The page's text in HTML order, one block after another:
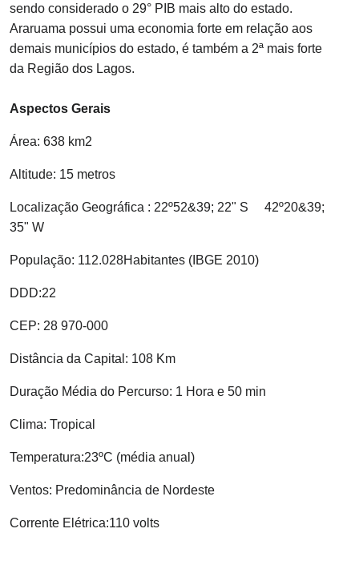
sendo considerado o 29° PIB mais alto do estado.
Araruama possui uma economia forte em relação aos
demais municípios do estado, é também a 2ª mais forte
da Região dos Lagos.
Aspectos Gerais
Área: 638 km2
Altitude: 15 metros
Localização Geográfica : 22º52&39; 22" S 42º20&39;
35" W
População: 112.028Habitantes (IBGE 2010)
DDD:22
CEP: 28 970-000
Distância da Capital: 108 Km
Duração Média do Percurso: 1 Hora e 50 min
Clima: Tropical
Temperatura:23ºC (média anual)
Ventos: Predominância de Nordeste
Corrente Elétrica:110 volts